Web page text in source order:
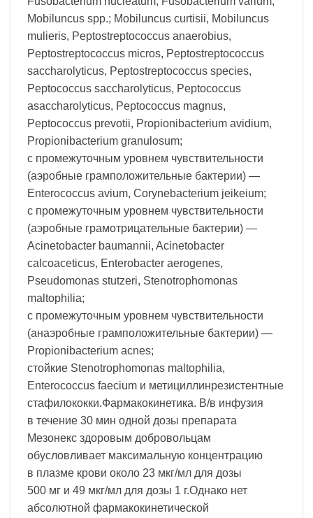
Mobiluncus spp.; Mobiluncus curtisii, Mobiluncus
mulieris, Peptostreptococcus anaerobius,
Peptostreptococcus micros, Peptostreptococcus
saccharolyticus, Peptostreptococcus species,
Peptococcus saccharolyticus, Peptococcus
asaccharolyticus, Peptococcus magnus,
Peptococcus prevotii, Propionibacterium avidium,
Propionibacterium granulosum;
с промежуточным уровнем чувствительности
(аэробные грамположительные бактерии) —
Enterococcus avium, Corynebacterium jeikeium;
с промежуточным уровнем чувствительности
(аэробные грамотрицательные бактерии) —
Acinetobacter baumannii, Acinetobacter
calcoaceticus, Enterobacter aerogenes,
Pseudomonas stutzeri, Stenotrophomonas
maltophilia;
с промежуточным уровнем чувствительности
(анаэробные грамположительные бактерии) —
Propionibacterium acnes;
стойкие Stenotrophomonas maltophilia,
Enterococcus faecium и метициллинрезистентные
стафилококки.Фармакокинетика. В/в инфузия
в течение 30 мин одной дозы препарата
Мезонекс здоровым добровольцам
обусловливает максимальную концентрацию
в плазме крови около 23 мкг/мл для дозы
500 мг и 49 мкг/мл для дозы 1 г.Однако нет
абсолютной фармакокинетической